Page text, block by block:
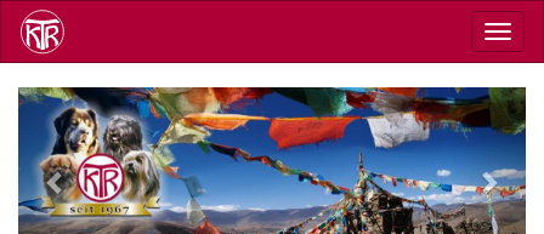
Direkt
zum
Inhalt
Previous Next